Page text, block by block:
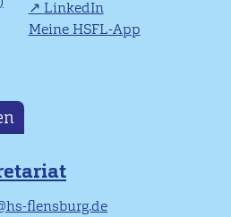
LinkedIn
Meine HSFL-App
flensburg.de